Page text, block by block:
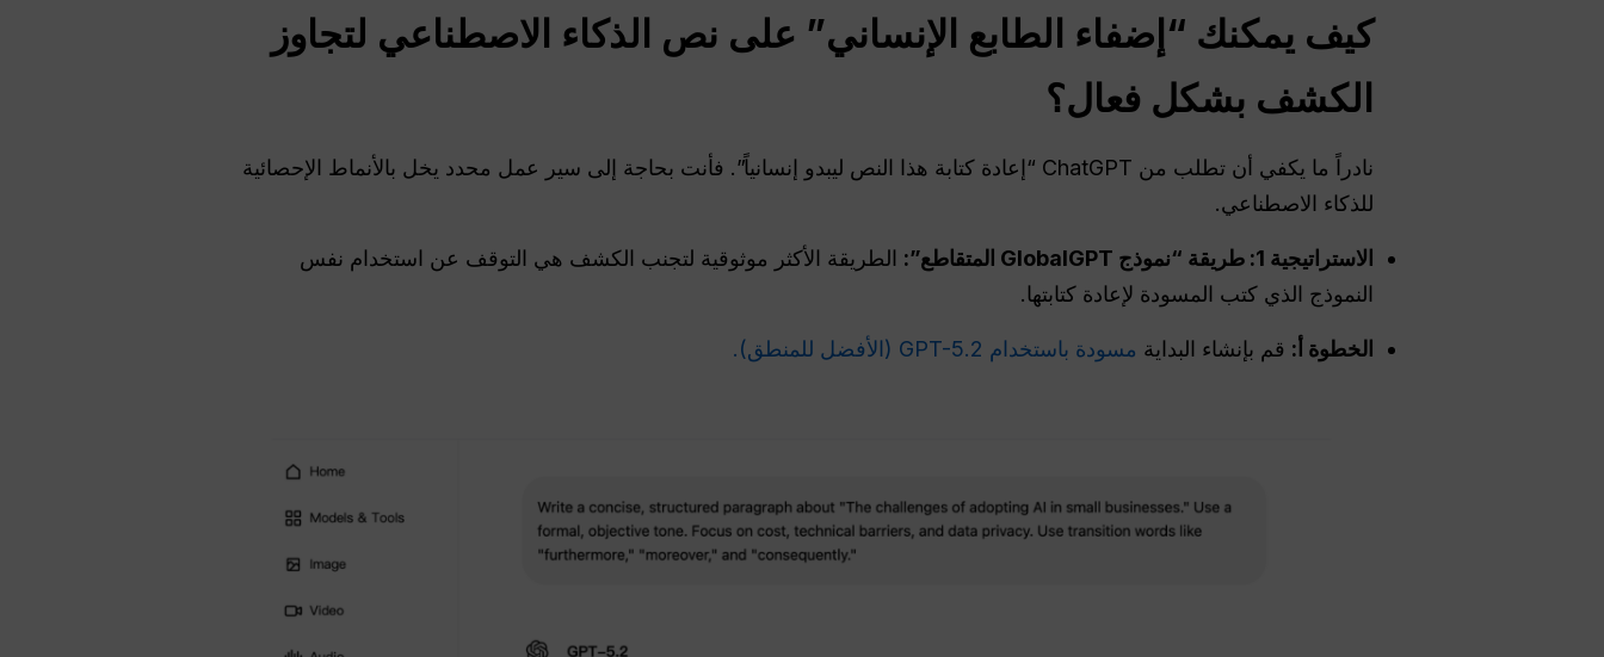
كيف يمكنك “إضفاء الطابع الإنساني” على نص الذكاء الاصطناعي لتجاوز
الكشف بشكل فعال؟
نادراً ما يكفي أن تطلب من ChatGPT “إعادة كتابة هذا النص ليبدو إنسانياً”. فأنت بحاجة إلى سير عمل محدد يخل بالأنماط الإحصائية
للذكاء الاصطناعي.
الاستراتيجية 1: طريقة “نموذج GlobalGPT المتقاطع”:
الطريقة الأكثر موثوقية لتجنب الكشف هي التوقف عن استخدام نفس
النموذج الذي كتب المسودة لإعادة كتابتها.
الخطوة أ: قم بإنشاء البداية مسودة باستخدام GPT-5.2 (الأفضل للمنطق).